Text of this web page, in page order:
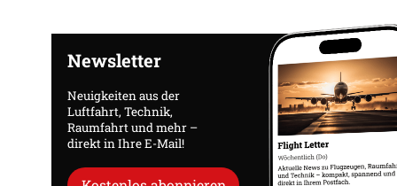
Newsletter
Neuigkeiten aus der
Luftfahrt, Technik,
Raumfahrt und mehr –
direkt in Ihre E-Mail!